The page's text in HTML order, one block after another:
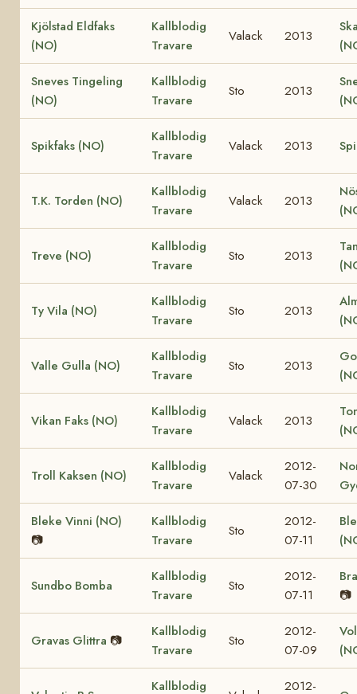
Kjölstad Eldfaks
(NO)
Kallblodig
Travare
Valack 2013
Sneves Tingeling
(NO)
Kallblodig
Travare
Sto 2013
Spikfaks (NO)
Kallblodig
Travare
Valack 2013
T.K. Torden (NO)
Kallblodig
Travare
Valack 2013
Treve (NO)
Kallblodig
Travare
Sto 2013
Ty Vila (NO)
Kallblodig
Travare
Sto 2013
Valle Gulla (NO)
Kallblodig
Travare
Sto 2013
Vikan Faks (NO)
Kallblodig
Travare
Valack 2013
Troll Kaksen (NO)
Kallblodig
Travare
Valack
2012-
07-30
Bleke Vinni (NO)
📷
Kallblodig
Travare
Sto
2012-
07-11
Sundbo Bomba
Kallblodig
Travare
Sto
2012-
07-11
📷
Gravas Glittra 📷
Kallblodig
Travare
Sto
2012-
07-09
Kallblodig 2012-